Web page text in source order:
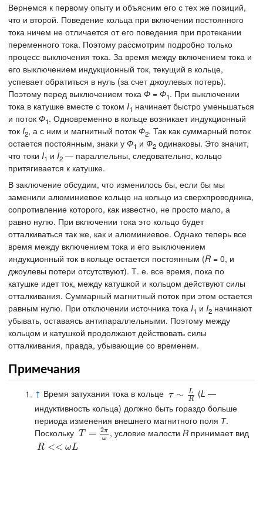
Вернемся к первому опыту и объясним его с тех же позиций,
что и второй. Поведение кольца при включении постоянного
тока ничем не отличается от его поведения при протекании
переменного тока. Поэтому рассмотрим подробно только
процесс выключения тока. За время между включением тока и
его выключением индукционный ток, текущий в кольце,
успевает обратиться в нуль (за счет джоулевых потерь).
Поэтому перед выключением тока Ф = Ф1. При выключении
тока в катушке вместе с током I1 начинает быстро уменьшаться
и поток Ф1. Одновременно в кольце возникает индукционный
ток I2, а с ним и магнитный поток Ф2. Так как суммарный поток
остается постоянным, знаки у Ф1 и Ф2 одинаковы. Это значит,
что токи I1 и I2 — параллельны, следовательно, кольцо
притягивается к катушке.
В заключение обсудим, что изменилось бы, если бы мы
заменили алюминиевое кольцо на кольцо из сверхпроводника,
сопротивление которого, как известно, не просто мало, а
равно нулю. При включении тока это кольцо будет
отталкиваться так же, как и алюминиевое. Однако теперь все
время между включением тока и его выключением
индукционный ток в кольце остается постоянным (R = 0, и
джоулевы потери отсутствуют). Т. е. все время, пока по
катушке идет ток, между катушкой и кольцом действуют силы
отталкивания. Суммарный магнитный поток при этом остается
равным нулю. При отключении источника тока I1 и I2 начинают
убывать, оставаясь антипараллельными. Поэтому между
кольцом и катушкой продолжают действовать силы
отталкивания, правда, убывающие со временем.
Примечания
↑ Время затухания тока в кольце τ ∼
L
R
τ∼L R (L —
индуктивность кольца) должно быть гораздо больше
периода изменения внешнего магнитного поля Т.
Поскольку T = 2π
ω
T= 2π ω , условие малости Rпринимает вид
R << ωL
R<<ωL